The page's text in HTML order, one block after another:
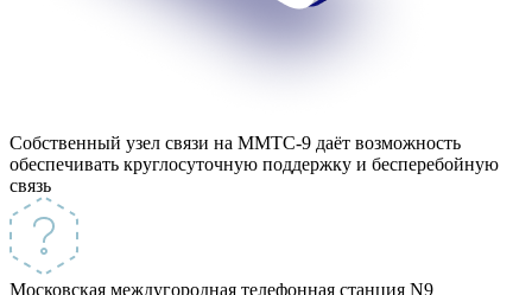
Собственный узел связи на ММТС-9 даёт возможность
обеспечивать круглосуточную поддержку и бесперебойную
связь
Московская междугородная телефонная станция N9